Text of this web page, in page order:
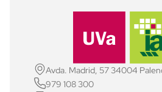
Avda. Madrid, 57 34004
979 108 300